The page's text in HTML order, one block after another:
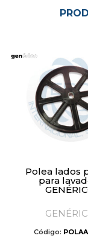
Polea lados planos
para
Código: